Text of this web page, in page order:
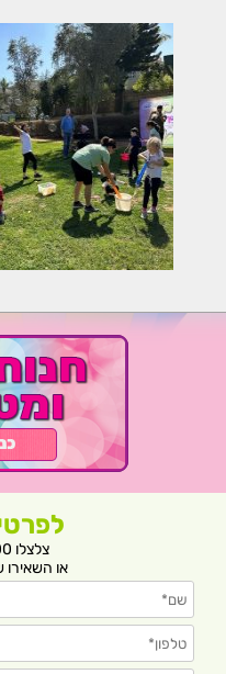
צלצלו 050-7890300
או השאירו